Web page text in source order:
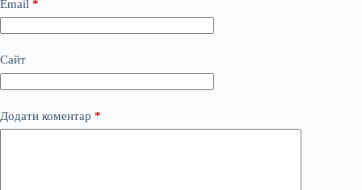
Email *
Сайт
Додати коментар *